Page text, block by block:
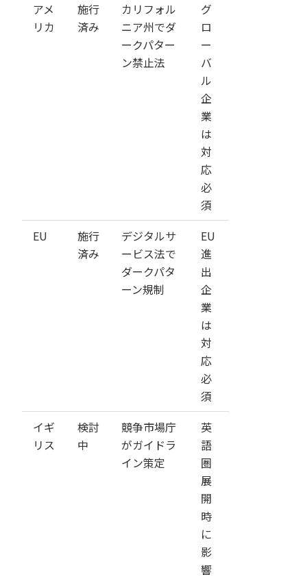
アメ
リカ
施行
済み
カリフォル
ニア州でダ
ークパター
ン禁止法
グ
ロ
ー
バ
ル
企
業
は
対
応
必
須
EU
施行
済み
デジタルサ
ービス法で
ダークパタ
ーン規制
EU
進
出
企
業
は
対
応
必
須
イギ
リス
検討
中
競争市場庁
がガイドラ
イン策定
英
語
圏
展
開
時
に
影
響